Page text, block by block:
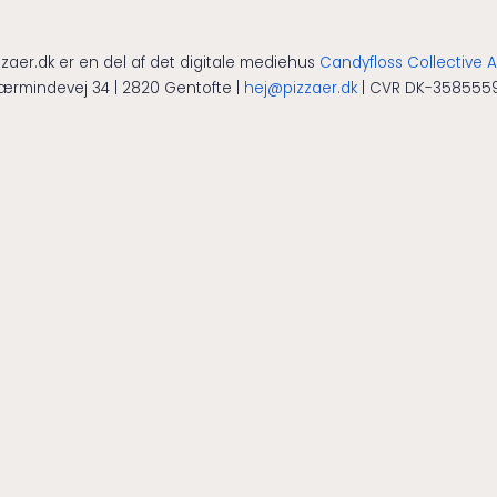
i øjeblikket jagter en god
eventyr!
er en del af det digitale mediehus Candyfloss Collective
34 | 2820 Gentofte | hej@pizzaer.dk| CVR DK-